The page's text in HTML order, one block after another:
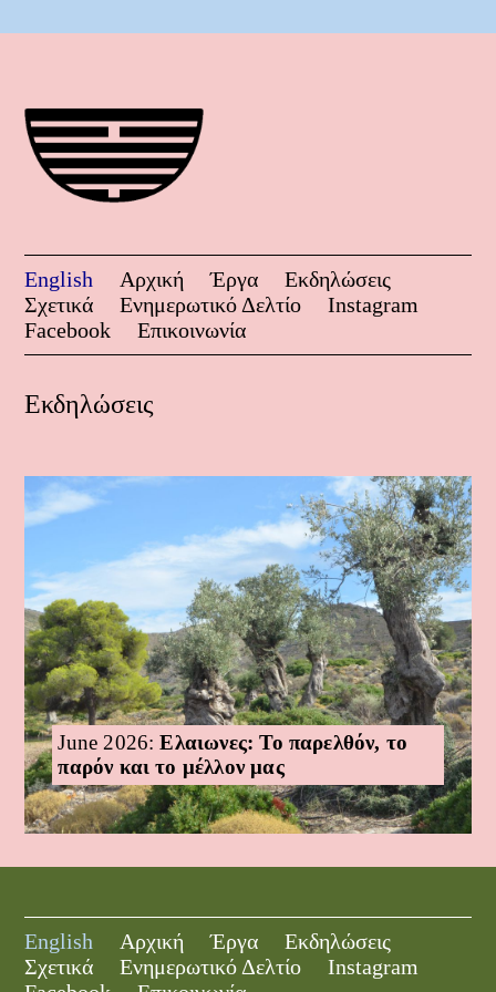
English Αρχική Έργα
Εκδηλώσεις
Σχετικά
Ενημερωτικό Δελτίο
Instagram
Facebook
Επικοινωνία
Εκδηλώσεις
June 2026:Ελαιωνες: Το παρελθόν, το
παρόν και το μέλλον μας
English Αρχική Έργα
Εκδηλώσεις
Σχετικά
Ενημερωτικό Δελτίο
Instagram